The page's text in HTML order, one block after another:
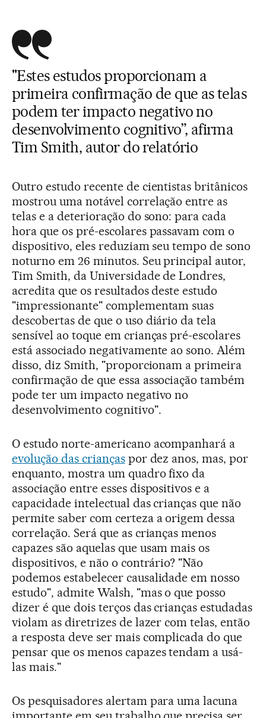
"Estes estudos proporcionam a
primeira confirmação de que as telas
podem ter impacto negativo no
desenvolvimento cognitivo”, afirma
Tim Smith, autor do relatório
Outro estudo recente de cientistas britânicos
mostrou uma notável correlação entre as
telas e a deterioração do sono: para cada
hora que os pré-escolares passavam com o
dispositivo, eles reduziam seu tempo de sono
noturno em 26 minutos. Seu principal autor,
Tim Smith, da Universidade de Londres,
acredita que os resultados deste estudo
"impressionante" complementam suas
descobertas de que o uso diário da tela
sensível ao toque em crianças pré-escolares
está associado negativamente ao sono. Além
disso, diz Smith, "proporcionam a primeira
confirmação de que essa associação também
pode ter um impacto negativo no
desenvolvimento cognitivo".
O estudo norte-americano acompanhará a
evolução das criançaspor dez anos, mas, por
enquanto, mostra um quadro fixo da
associação entre esses dispositivos e a
capacidade intelectual das crianças que não
permite saber com certeza a origem dessa
correlação. Será que as crianças menos
capazes são aquelas que usam mais os
dispositivos, e não o contrário? "Não
podemos estabelecer causalidade em nosso
estudo", admite Walsh, "mas o que posso
dizer é que dois terços das crianças estudadas
violam as diretrizes de lazer com telas, então
a resposta deve ser mais complicada do que
pensar que os menos capazes tendam a usá-
las mais."
Os pesquisadores alertam para uma lacuna